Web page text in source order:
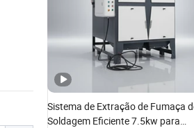
Sistema de Extração de Fumaça
Soldagem Eficiente 7.5kw para